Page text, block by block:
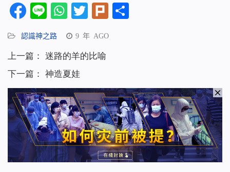
Facebook
LineWhatsApp
Twitter
Plurk
認識神之路 9 年 AGO
上一篇： 迷路的羊的比喻
下一篇： 神造夏娃